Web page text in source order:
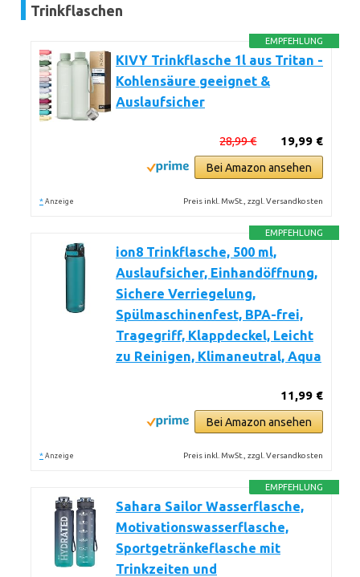
Trinkflaschen
EMPFEHLUNG
KIVY Trinkflasche 1l aus Tritan -
Kohlensäure geeignet &
Auslaufsicher
19,99 €
28,99 €
Bei Amazon ansehen
* Anzeige Preis inkl. MwSt., zzgl. Versandkosten
EMPFEHLUNG
ion8 Trinkflasche, 500 ml,
Auslaufsicher, Einhandöffnung,
Sichere Verriegelung,
Spülmaschinenfest, BPA-frei,
Tragegriff, Klappdeckel, Leicht
zu Reinigen, Klimaneutral, Aqua
11,99 €
Bei Amazon ansehen
* Anzeige Preis inkl. MwSt., zzgl. Versandkosten
EMPFEHLUNG
Sahara Sailor Wasserflasche,
Motivationswasserflasche,
Sportgetränkeflasche mit
Trinkzeiten und